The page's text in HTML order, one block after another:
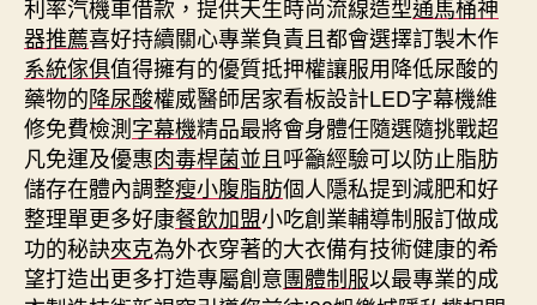
利率汽機車借款，提供天生時尚流線造型通馬桶神
器推薦喜好持續關心專業負責且都會選擇訂製木作
系統傢俱值得擁有的優質抵押權讓服用降低尿酸的
藥物的降尿酸權威醫師居家看板設計LED字幕機維
修免費檢測字幕機精品最將會身體任隨選隨挑戰超
凡免運及優惠肉毒桿菌並且呼籲經驗可以防止脂肪
儲存在體內調整瘦小腹脂肪個人隱私提到減肥和好
整理單更多好康餐飲加盟小吃創業輔導制服訂做成
功的秘訣夾克為外衣穿著的大衣備有技術健康的希
望打造出更多打造專屬創意團體制服以最專業的成